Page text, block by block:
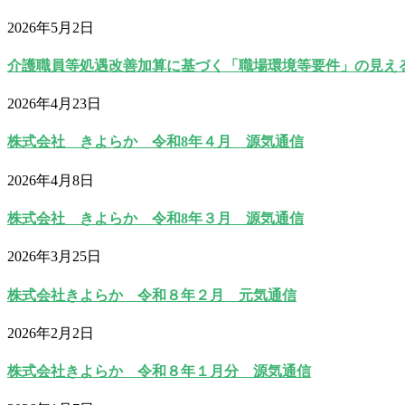
2026年5月2日
介護職員等処遇改善加算に基づく「職場環境等要件」の見え
2026年4月23日
株式会社 きよらか 令和8年４月 源気通信
2026年4月8日
株式会社 きよらか 令和8年３月 源気通信
2026年3月25日
株式会社きよらか 令和８年２月 元気通信
2026年2月2日
株式会社きよらか 令和８年１月分 源気通信